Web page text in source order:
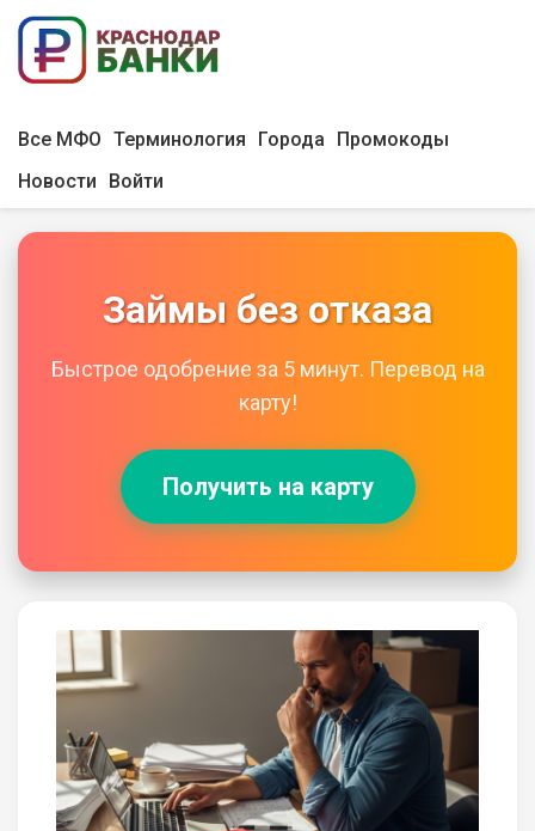
Все МФО Терминология Города
Промокоды
Новости
Войти
Займы без отказа
Быстрое одобрение за 5 минут. Перевод на
карту!
Получить на карту